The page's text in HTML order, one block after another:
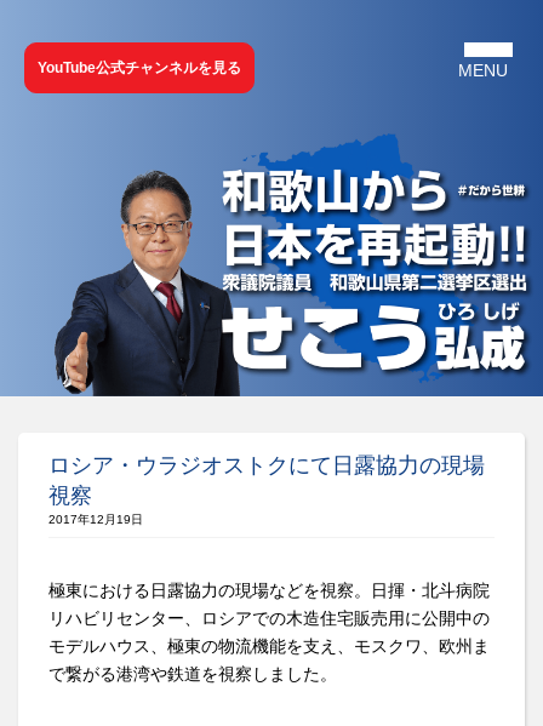
YouTube公式チャンネルを見る
ロシア・ウラジオストクにて日露協力の現場
視察
2017年12月19日
極東における日露協力の現場などを視察。日揮・北斗病院
リハビリセンター、ロシアでの木造住宅販売用に公開中の
モデルハウス、極東の物流機能を支え、モスクワ、欧州ま
で繋がる港湾や鉄道を視察しました。